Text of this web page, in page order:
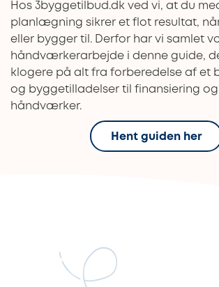
Hos 3byggetilbud.dk ved vi, at du
planlægning sikrer et flot resultat,
eller bygger til. Derfor har vi samlet
håndværkerarbejde i denne guide,
klogere på alt fra forberedelse af et
og byggetilladelser til finansiering
håndværker.
Hent guiden her